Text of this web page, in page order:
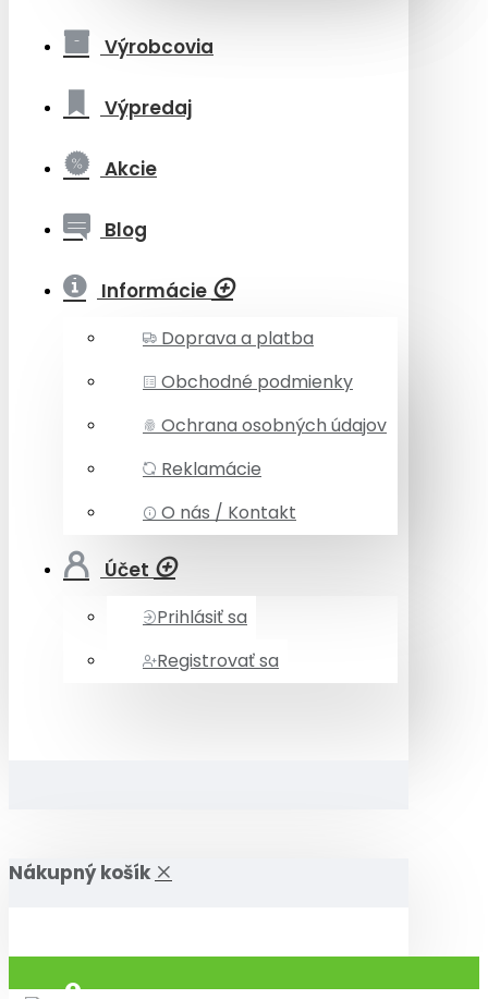
Výrobcovia
Výpredaj
Akcie
Blog
Informácie
Doprava a platba
Obchodné podmienky
Ochrana osobných údajov
Reklamácie
O nás / Kontakt
Účet
Prihlásiť sa
Registrovať sa
Nákupný košík